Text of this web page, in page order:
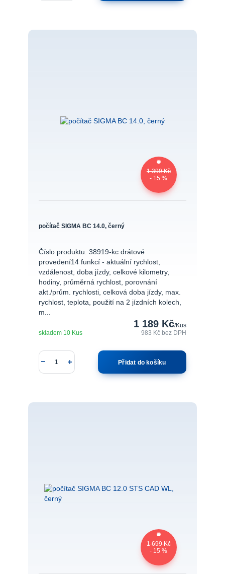
1 399 Kč
- 15 %
počítač SIGMA BC 14.0, černý
Číslo produktu: 38919-kc drátové
provedení14 funkcí - aktuální rychlost,
vzdálenost, doba jízdy, celkové kilometry,
hodiny, průměrná rychlost, porovnání
akt./prům. rychlosti, celková doba jízdy, max.
rychlost, teplota, použití na 2 jízdních kolech,
m...
1 189 Kč/Kus
983 Kčbez DPH
skladem 10 Kus
Přidat do košíku
1 699 Kč
- 15 %